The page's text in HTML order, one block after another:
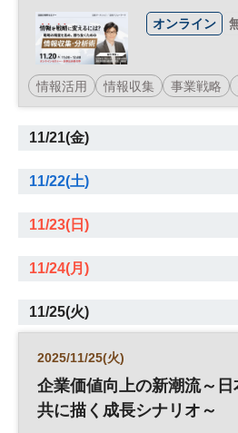
オンライン
情報活用 情報収集 事業戦略
11/21(金)
11/22(土)
11/23(日)
11/24(月)
11/25(火)
2025/11/25(火)
企業価値向上の新潮流～日
共に描く成長シナリオ～